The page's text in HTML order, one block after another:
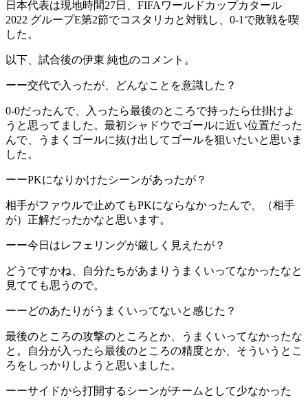
日本代表は現地時間27日、FIFAワールドカップカタール
2022 グループE第2節でコスタリカと対戦し、0-1で敗戦を喫
した。
以下、試合後の伊東 純也のコメント。
ーー交代で入ったが、どんなことを意識した？
0-0だったんで、入ったら最後のところで持ったら仕掛けよ
うと思ってました。最初シャドウでゴールに近い位置だった
んで、うまくゴールに抜け出してゴールを狙いたいと思いま
した。
ーーPKになりかけたシーンがあったが？
相手がファウルで止めてもPKにならなかったんで、（相手
が）正解だったかなと思います。
ーー今日はレフェリングが厳しく見えたが？
どうですかね、自分たちがあまりうまくいってなかったなと
見てても思うので。
ーーどのあたりがうまくいってないと感じた？
最後のところの攻撃のところとか、うまくいってなかったな
と。自分が入ったら最後のところの精度とか、そういうとこ
ろをしっかりしようと思いました。
ーーサイドから打開するシーンがチームとして少なかった